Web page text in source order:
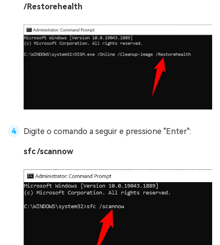
/Restorehealth
Digite o comando a seguir e pressione "Enter":
sfc /scannow